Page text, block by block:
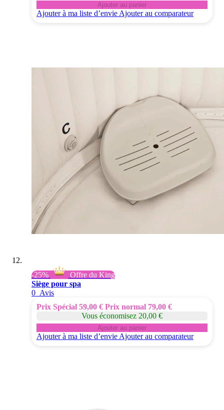
Ajouter au panier
Ajouter à ma liste d’envie Ajouter au comparateur
-25%
Offre du King
Siège pour spa
0 Avis
Prix Spécial 59,00 € Prix normal 79,00 €
Vous économisez 20,00 €
Ajouter au panier
Ajouter à ma liste d’envie Ajouter au comparateur